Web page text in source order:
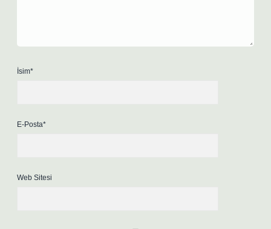
İsim*
E-Posta*
Web Sitesi